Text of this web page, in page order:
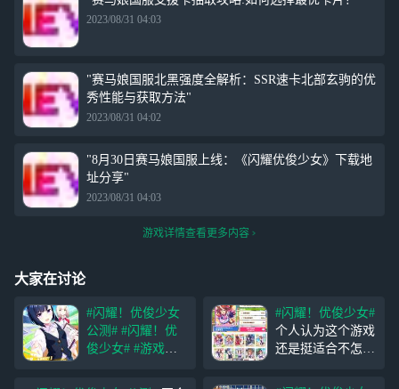
2023/08/31 04:03
"赛马娘国服北黑强度全解析：SSR速卡北部玄驹的优
秀性能与获取方法"
2023/08/31 04:02
"8月30日赛马娘国服上线：《闪耀优俊少女》下载地
址分享"
2023/08/31 04:03
游戏详情查看更多内容
大家在讨论
#闪耀！优俊少女
公测# #闪耀！优
俊少女# #游戏测
款手游的核心玩
#闪耀！优俊少女#
个人认为这个游戏
还是挺适合不怎么
人玩，在玩的代入